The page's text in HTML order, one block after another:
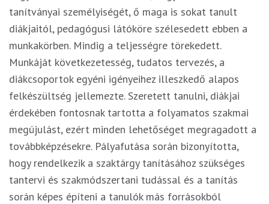
tanítványai személyiségét, ő maga is sokat tanult
diákjaitól, pedagógusi látóköre szélesedett ebben a
munkakörben. Mindig a teljességre törekedett.
Munkáját következetesség, tudatos tervezés, a
diákcsoportok egyéni igényeihez illeszkedő alapos
felkészültség jellemezte. Szeretett tanulni, diákjai
érdekében fontosnak tartotta a folyamatos szakmai
megújulást, ezért minden lehetőséget megragadott a
továbbképzésekre. Pályafutása során bizonyította,
hogy rendelkezik a szaktárgy tanításához szükséges
tantervi és szakmódszertani tudással és a tanítás
során képes építeni a tanulók más forrásokból